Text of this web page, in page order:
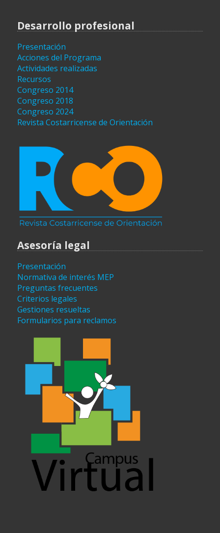
Desarrollo profesional
Presentación
Acciones del Programa
Actividades realizadas
Recursos
Congreso 2014
Congreso 2018
Congreso 2024
Revista Costarricense de Orientación
Asesoría legal
Presentación
Normativa de interés MEP
Preguntas frecuentes
Criterios legales
Gestiones resueltas
Formularios para reclamos